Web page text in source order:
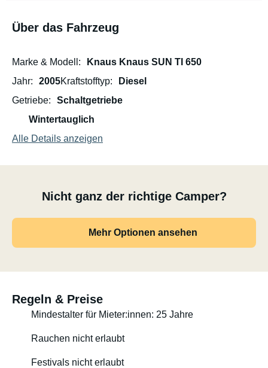
Über das Fahrzeug
Marke & Modell
Knaus Knaus SUN TI 650
Jahr
2005Kraftstofftyp
Diesel
Getriebe
Schaltgetriebe
Wintertauglich
Alle Details anzeigen
Nicht ganz der richtige Camper?
Mehr Optionen ansehen
Regeln & Preise
Mindestalter für Mieter:innen: 25 Jahre
Rauchen nicht erlaubt
Festivals nicht erlaubt